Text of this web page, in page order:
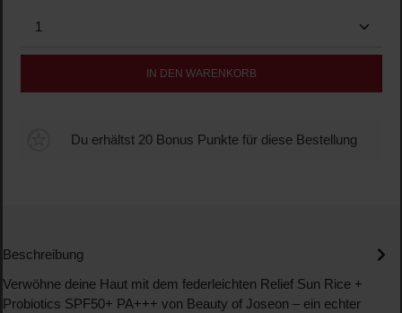
Produkt Anzahl: Gib den gewünschten Wert ein
IN DEN WARENKORB
Du erhältst 20 Bonus Punkte für diese Bestellung
Beschreibung
Verwöhne deine Haut mit dem federleichten Relief Sun Rice +
Probiotics SPF50+ PA+++ von Beauty of Joseon – ein echter